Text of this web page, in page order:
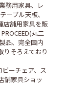
務用家具、レ
ーブル天板、
店舗用家具を販
丸二
品、完全国内
そろえており
ーチェア、ス
舗家具ショッ